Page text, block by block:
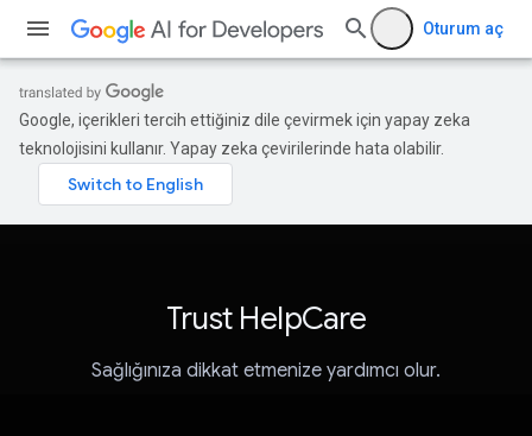
Oturum aç
Google, içerikleri tercih ettiğiniz dile çevirmek için yapay zeka
teknolojisini kullanır. Yapay zeka çevirilerinde hata olabilir.
Trust HelpCare
Sağlığınıza dikkat etmenize yardımcı olur.